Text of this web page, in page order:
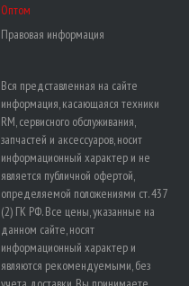
Оптом
Правовая информация
Вся представленная на сайте
информация, касающаяся техники
RM, сервисного обслуживания,
запчастей и аксессуаров, носит
информационный характер и не
является публичной офертой,
определяемой положениями ст. 437
(2) ГК РФ. Все цены, указанные на
данном сайте, носят
информационный характер и
являются рекомендуемыми, без